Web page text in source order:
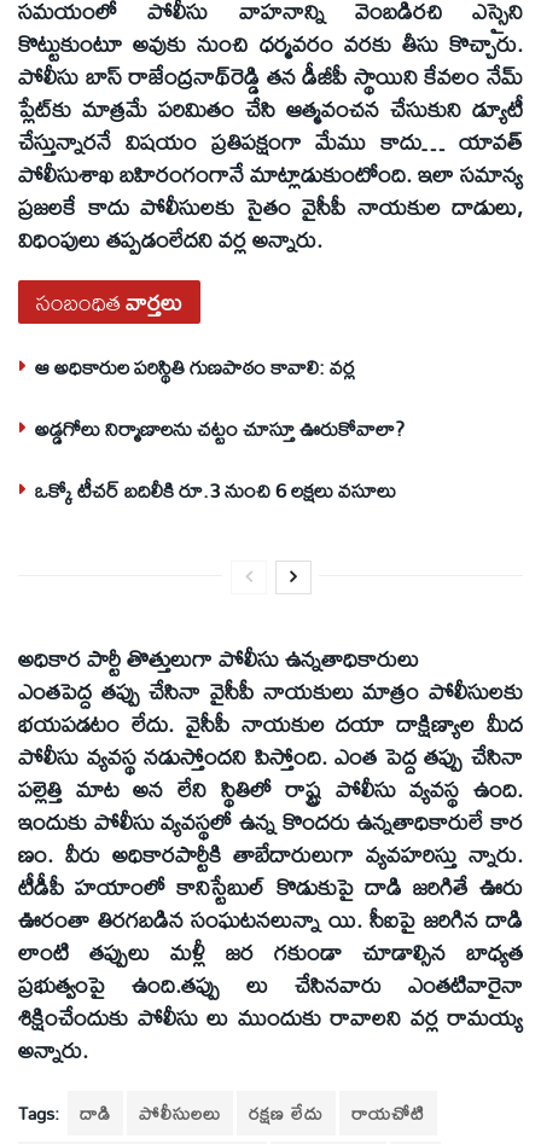
సమయంలో పోలీసు వాహనాన్ని వెంబడిరచి ఎస్సైని
కొట్టుకుంటూ అవుకు నుంచి ధర్మవరం వరకు తీసు కొచ్చారు.
పోలీసు బాస్‌ రాజేంద్రనాథ్‌రెడ్డి తన డీజీపీ స్థాయిని కేవలం నేమ్‌
ప్లేట్‌కు మాత్రమే పరిమితం చేసి ఆత్మవంచన చేసుకుని డ్యూటీ
చేస్తున్నారనే విషయం ప్రతిపక్షంగా మేము కాదు… యావత్‌
పోలీసుశాఖ బహిరంగంగానే మాట్లాడుకుంటోంది. ఇలా సమాన్య
ప్రజలకే కాదు పోలీసులకు సైతం వైసీపీ నాయకుల దాడులు,
విధింపులు తప్పడంలేదని వర్ల అన్నారు.
సంబంధితవార్తలు
ఆ అధికారుల పరిస్థితి గుణపాఠం కావాలి: వర్ల
అడ్డగోలు నిర్మాణాలను చట్టం చూస్తూ ఊరుకోవాలా?
ఒక్కో టీచర్‌ బదిలీకి రూ.3 నుంచి 6 లక్షలు వసూలు
అధికార పార్టీ తొత్తులుగా పోలీసు ఉన్నతాధికారులు
ఎంతపెద్ద తప్పు చేసినా వైసీపీ నాయకులు మాత్రం పోలీసులకు
భయపడటం లేదు. వైసీపీ నాయకుల దయా దాక్షిణ్యాల మీద
పోలీసు వ్యవస్థ నడుస్తోందని పిస్తోంది. ఎంత పెద్ద తప్పు చేసినా
పల్లెత్తి మాట అన లేని స్థితిలో రాష్ట్ర పోలీసు వ్యవస్థ ఉంది.
ఇందుకు పోలీసు వ్యవస్థలో ఉన్న కొందరు ఉన్నతాధికారులే కార
ణం. వీరు అధికారపార్టీకి తాబేదారులుగా వ్యవహరిస్తు న్నారు.
టీడీపీ హయాంలో కానిస్టేబుల్‌ కొడుకుపై దాడి జరిగితే ఊరు
ఊరంతా తిరగబడిన సంఘటనలున్నా యి. సీఐపై జరిగిన దాడి
లాంటి తప్పులు మళ్లీ జర గకుండా చూడాల్సిన బాధ్యత
ప్రభుత్వంపై ఉంది.తప్పు లు చేసినవారు ఎంతటివారైనా
శిక్షించేందుకు పోలీసు లు ముందుకు రావాలని వర్ల రామయ్య
అన్నారు.
Tags: దాడి పోలీసులలు రక్షణ లేదు
రాయచోటి